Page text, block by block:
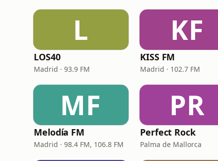
L
LOS40
Madrid · 93.9 FM
KF
KISS FM
Madrid · 102.7 FM
MF
Melodía FM
Madrid · 98.4 FM, 106.8 FM
PR
Perfect Rock
Palma de Mallorca